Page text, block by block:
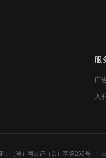
服
广
入
：（署）网出证（京）字第266号